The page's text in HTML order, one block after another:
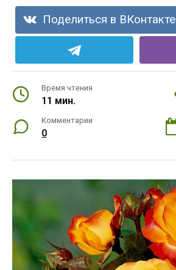
Поделиться в ВКонтакте
Время чтения
11 мин.
Комментарии
0